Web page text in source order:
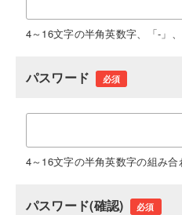
4～16文字の半角英数字、「-」
パスワード 必須
4～16文字の半角英数字の組み合
パスワード(確認) 必須